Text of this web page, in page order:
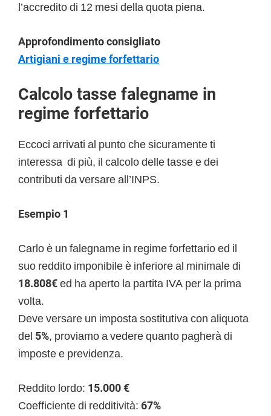
l’accredito di 12 mesi della quota piena.
Approfondimento consigliato
Artigiani e regime forfettario
Calcolo tasse falegname in
regime forfettario
Eccoci arrivati al punto che sicuramente ti
interessa di più, il calcolo delle tasse e dei
contributi da versare all’INPS.
Esempio 1
Carlo è un falegname in regime forfettario ed il
suo reddito imponibile è inferiore al minimale di
18.808€ed ha aperto la partita IVA per la prima
volta.
Deve versare un imposta sostitutiva con aliquota
del 5%, proviamo a vedere quanto pagherà di
imposte e previdenza.
Reddito lordo: 15.000 €
Coefficiente di redditività: 67%